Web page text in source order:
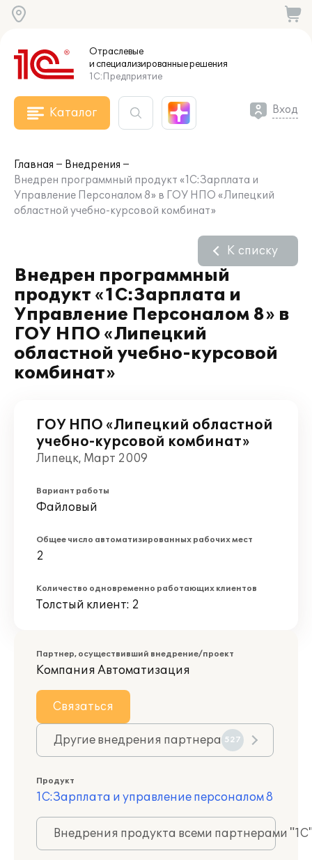
Отраслевые
и специализированныерешения
1С:Предприятие
Каталог Вход
Главная
Внедрения
Внедрен программный продукт «1С:Зарплата и
Управление Персоналом 8» в ГОУ НПО «Липецкий
областной учебно-курсовой комбинат»
Внедрен программный
продукт «1С:Зарплата и
Управление Персоналом 8» в
ГОУ НПО «Липецкий
областной учебно-курсовой
комбинат»
К списку
ГОУ НПО «Липецкий областной
учебно-курсовой комбинат»
Липецк, Март 2009
Вариант работы
Файловый
Общее число автоматизированных рабочих мест
2
Количество одновременно работающих клиентов
Толстый клиент: 2
Партнер, осуществивший внедрение/проект
Компания Автоматизация
Связаться
Другие внедрения партнера 527
Продукт
1С:Зарплата и управление персоналом 8
Внедрения продукта всеми партнерами